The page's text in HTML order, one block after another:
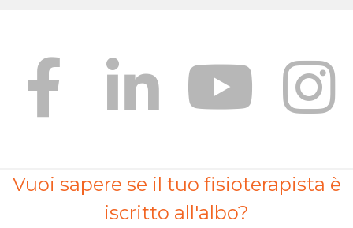
Vuoi sapere se il tuo fisioterapista è
iscritto all'albo?